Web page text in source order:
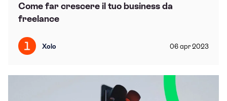
Come far crescere il tuo business da
freelance
Xolo 06 apr 2023